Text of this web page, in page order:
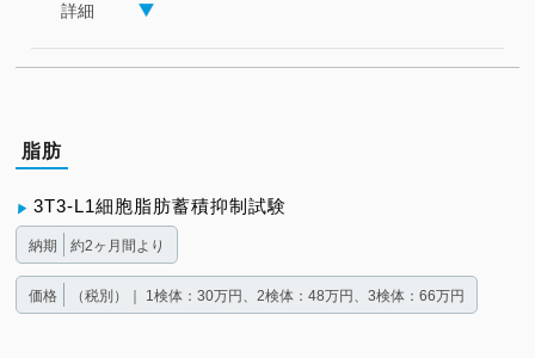
詳細
脂肪
3T3-L1細胞脂肪蓄積抑制試験
納期 約2ヶ月間より
価格 （税別）｜ 1検体：30万円、2検体：48万円、3検体：66万円